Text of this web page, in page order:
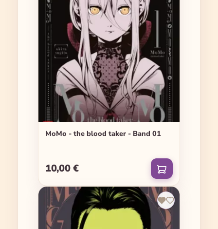
MoMo - the blood taker - Band 01
Regulärer Preis:
10,00 €